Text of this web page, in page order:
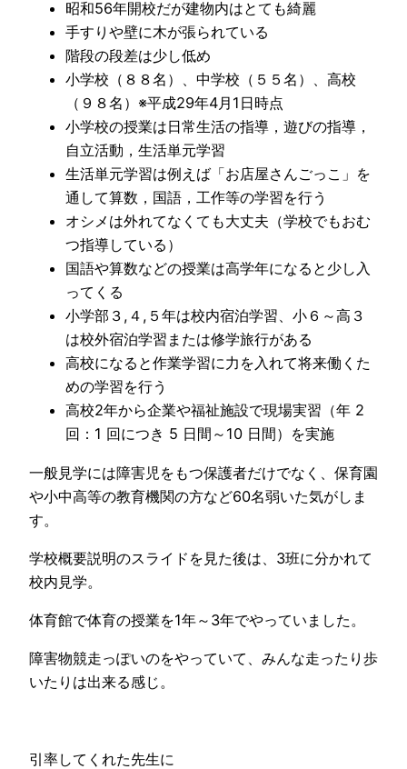
昭和56年開校だが建物内はとても綺麗
手すりや壁に木が張られている
階段の段差は少し低め
小学校（８８名）、中学校（５５名）、高校
（９８名）※平成29年4月1日時点
小学校の授業は日常生活の指導，遊びの指導，
自立活動，生活単元学習
生活単元学習は例えば「お店屋さんごっこ」を
通して算数，国語，工作等の学習を行う
オシメは外れてなくても大丈夫（学校でもおむ
つ指導している）
国語や算数などの授業は高学年になると少し入
ってくる
小学部３,４,５年は校内宿泊学習、小６～高３
は校外宿泊学習または修学旅行がある
高校になると作業学習に力を入れて将来働くた
めの学習を行う
高校2年から企業や福祉施設で現場実習（年 2
回：1 回につき 5 日間～10 日間）を実施
一般見学には障害児をもつ保護者だけでなく、保育園
や小中高等の教育機関の方など60名弱いた気がしま
す。
学校概要説明のスライドを見た後は、3班に分かれて
校内見学。
体育館で体育の授業を1年～3年でやっていました。
障害物競走っぽいのをやっていて、みんな走ったり歩
いたりは出来る感じ。
引率してくれた先生に